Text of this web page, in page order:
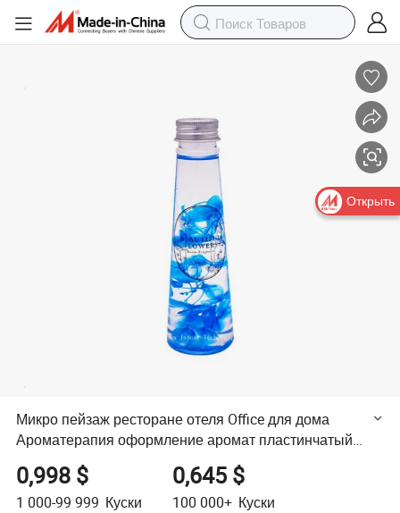
Микро пейзаж ресторане отеля Office для дома
Ароматерапия оформление аромат пластинчатый
диффузор (JSD-K0097)
0,998 $
1 000-99 999 Куски
0,645 $
100 000+ Куски
Открыть